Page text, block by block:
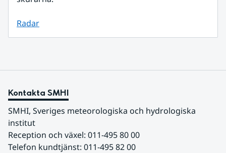
Radar
Kontakta SMHI
SMHI, Sveriges meteorologiska och hydrologiska
institut
Reception och växel: 011-495 80 00
Telefon kundtjänst: 011-495 82 00